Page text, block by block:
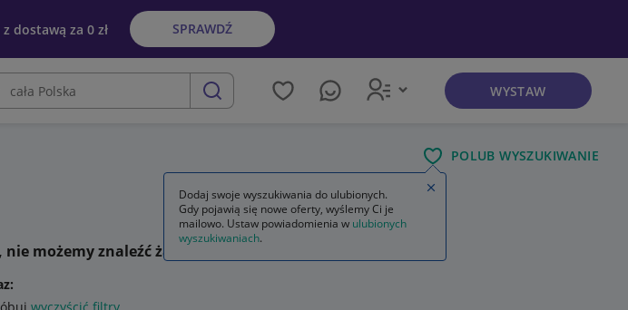
dostawą za 0 zł SPRAWDŹ
szukaj
WYSTAW
POLUB WYSZUKIWANIE
możemy znaleźć żadnego ogłoszenia
wyczyścić filtry
Dodaj swoje wyszukiwania do ulubionych.
Gdy pojawią się nowe oferty, wyślemy Ci je
mailowo. Ustaw powiadomienia w ulubionych
wyszukiwaniach.
Zamknij wskazówkę